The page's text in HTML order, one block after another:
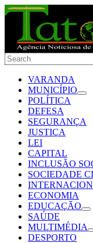
VARANDA
MUNICÍPIO
POLÍTICA
DEFESA
SEGURANÇA
JUSTIÇA
LEI
CAPITAL
INCLUSÃO
SOCIEDADE
ECONOMIA
EDUCAÇÃO
SAÚDE
MULTIMÉDIA
DESPORTO